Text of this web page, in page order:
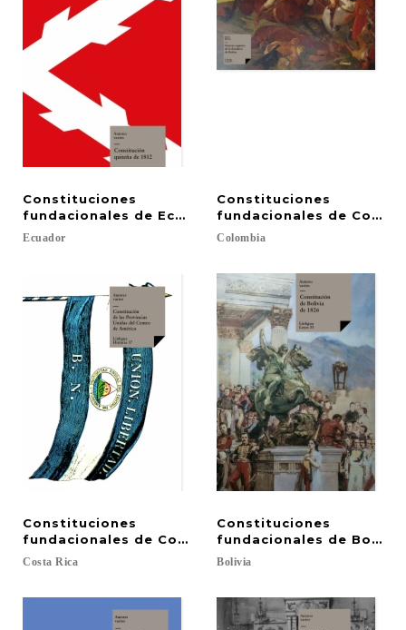
Constituciones
fundacionales de Ecuador. Constitución quiteña
Ecuador
Constituciones
fundacionales de
Colombia
Constituciones
fundacionales de Costa Rica
Costa Rica
Constituciones
fundacionales de Bolivia
Bolivia